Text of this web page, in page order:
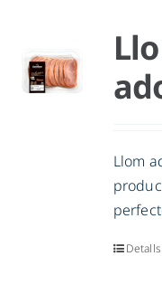
Llom
Detalls